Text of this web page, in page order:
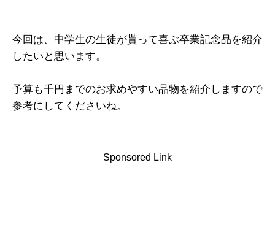
今回は、中学生の生徒が貰って喜ぶ卒業記念品を紹介
したいと思います。
予算も千円までのお求めやすい品物を紹介しますので
参考にしてくださいね。
Sponsored Link